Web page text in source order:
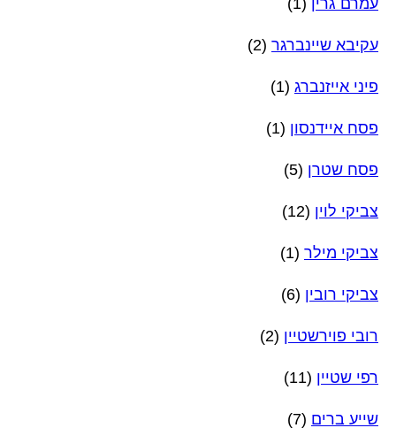
עמרם גרין (1)
עקיבא שיינברגר (2)
פיני אייזנברג (1)
פסח איידנסון (1)
פסח שטרן (5)
צביקי לוין (12)
צביקי מילר (1)
צביקי רובין (6)
רובי פוירשטיין (2)
רפי שטיין (11)
שייע ברים (7)